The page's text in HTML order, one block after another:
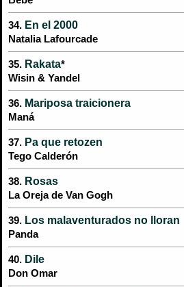
34. En el 2000
Natalia Lafourcade
35. Rakata*
Wisin & Yandel
36. Mariposa traicionera
Maná
37. Pa que retozen
Tego Calderón
38. Rosas
La Oreja de Van Gogh
39. Los malaventurados no lloran
Panda
40. Dile
Don Omar